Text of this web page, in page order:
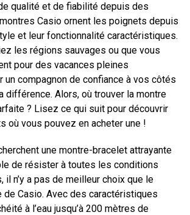
qualité et de fiabilité depuis des
Casio ornent les poignets depuis
et leur fonctionnalité caractéristiques.
les régions sauvages ou que vous
pour des vacances pleines
un compagnon de confiance à vos côtés
différence. Alors, où trouver la montre
? Lisez ce qui suit pour découvrir
où vous pouvez en acheter une !
une montre-bracelet attrayante
de résister à toutes les conditions
il n’y a pas de meilleur choix que le
Casio. Avec des caractéristiques
à l’eau jusqu’à 200 mètres de